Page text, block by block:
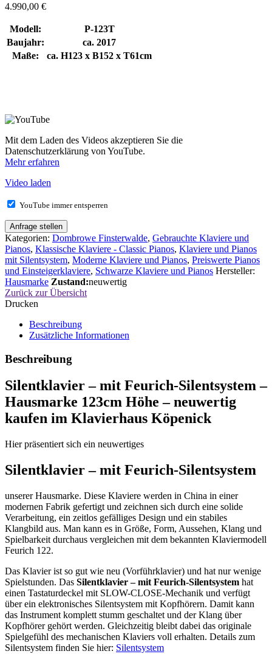
4.990,00 €
Modell:
P-123T
Baujahr:
ca. 2017
Maße:
ca. H123 x B152 x T61cm
Mit dem Laden des Videos akzeptieren Sie die
Datenschutzerklärung von YouTube.
Mehr erfahren
Video laden
YouTube immer entsperren
Anfrage stellen
Kategorien: Dombrowe Finsterwalde, Gebrauchte Klaviere und
Pianos, Klassische Klaviere - Classic Pianos, Klaviere und Pianos
mit Silentsystem, Moderne Klaviere und Pianos, Preiswerte Pianos
und Einsteigerklaviere, Schwarze Klaviere und Pianos Hersteller:
Hausmarke Zustand:neuwertig
Zurück zur Übersicht
Drucken
Beschreibung
Zusätzliche Informationen
Beschreibung
Silentklavier – mit Feurich-Silentsystem –
Hausmarke 123cm Höhe – neuwertig
kaufen im Klavierhaus Köpenick
Hier präsentiert sich ein neuwertiges
Silentklavier – mit Feurich-Silentsystem
unserer Hausmarke. Diese Klaviere werden in China in einer
modernen Fabrik gefertigt und zeichnen sich durch eine solide
Verarbeitung, ein zeitlos gefälliges Design und ein stabiles
Klangbild aus. Man kann es in Größe, Form, Aussehen, Klang und
Spielbarkeit durchaus vergleichen mit dem bekannten Klaviermodell
Feurich 122.
Das Klavier ist so gut wie neu (Vorführklavier) und hat nur wenige
Spielstunden. Das Silentklavier – mit Feurich-Silentsystem hat
einen Tastaturdeckel mit SLOW-CLOSE-Mechanik und verfügt
über ein elektronisches Silentsystem mit Kopfhörern. Damit kann
das Instrument komplett stumm geschaltet und der Klang über
Kopfhörer gehört werden. Gleichzeitig bleibt dabei das originale
Spielgefühl des mechanischen Klaviers voll erhalten. Details zum
Silentsystem finden Sie hier: Silentsystem